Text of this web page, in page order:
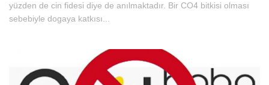
yüzden de cin fidesi diye de anılmaktadır. Bir CO4 bitkisi olması
sebebiyle dogaya katkısı...